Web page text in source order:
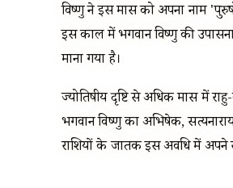
विष्णु ने इस मास को अपना नाम
इस काल में भगवान विष्णु की
माना गया है।
ज्योतिषीय दृष्टि से अधिक मास में
भगवान विष्णु का अभिषेक,
राशियों के जातक इस अवधि में अपने